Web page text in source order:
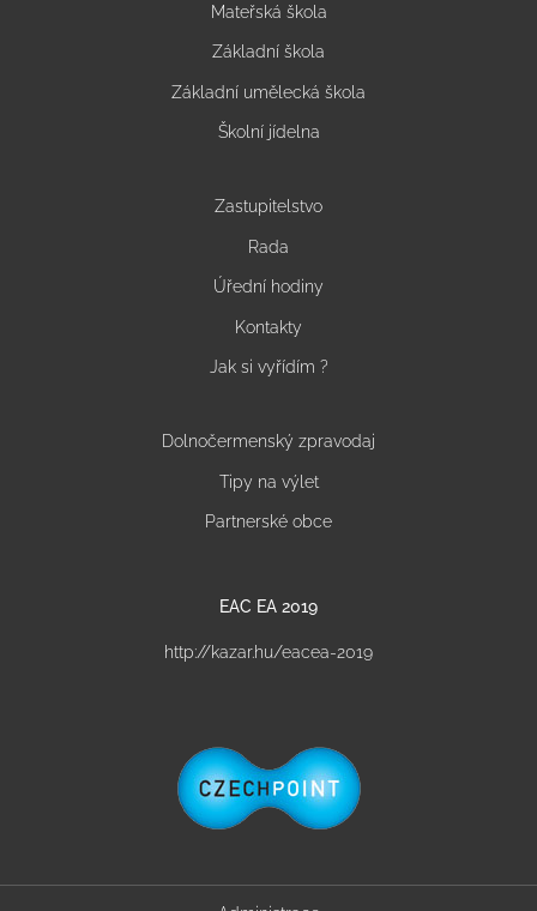
Mateřská škola
Základní škola
Základní umělecká škola
Školní jídelna
Zastupitelstvo
Rada
Úřední hodiny
Kontakty
Jak si vyřídím ?
Dolnočermenský zpravodaj
Tipy na výlet
Partnerské obce
EAC EA 2019
http://kazar.hu/eacea-2019